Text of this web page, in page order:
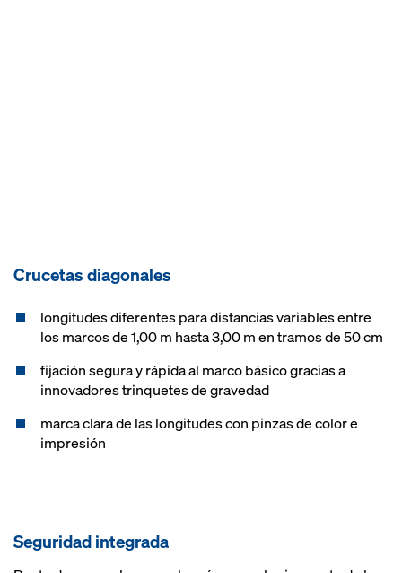
Crucetas diagonales
longitudes diferentes para distancias variables entre
los marcos de 1,00 m hasta 3,00 m en tramos de 50 cm
fijación segura y rápida al marco básico gracias a
innovadores trinquetes de gravedad
marca clara de las longitudes con pinzas de color e
impresión
Seguridad integrada